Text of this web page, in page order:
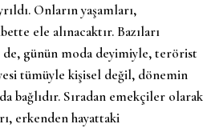
Onların yaşamları,
ele alınacaktır. Bazıları
günün moda deyimiyle, terörist
tümüyle kişisel değil, dönemin
bağlıdır. Sıradan emekçiler olarak
erkenden hayattaki